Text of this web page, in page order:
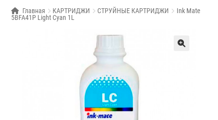
Главная КАРТРИДЖИ СТРУЙНЫЕ КАРТРИДЖИ
Ink Mate
5BFA41P Light Cyan 1L